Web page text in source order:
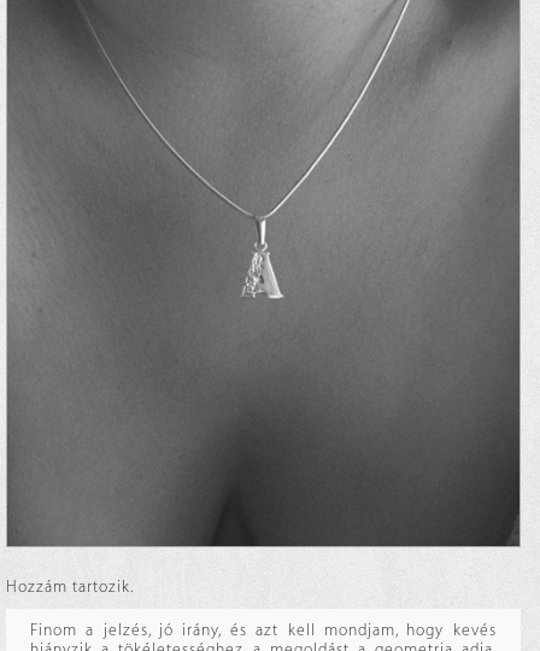
Hozzám tartozik.
Finom a jelzés, jó irány, és azt kell mondjam, hogy kevés